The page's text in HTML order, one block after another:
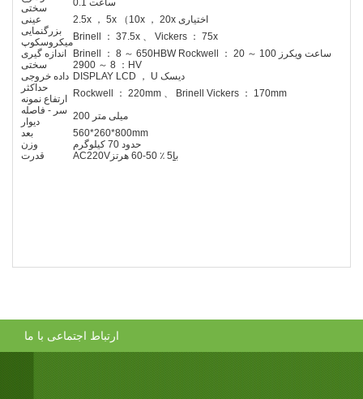
سختی
عینی
2.5x ， 5x （10x ， 20x اختیاری
بزرگنمایی
میکروسکوپBrinell ： 37.5x 、 Vickers ： 75x
اندازه گیری
سختی
Brinell ： 8 ～ 650HBW Rockwell ： 20 ～ 100 ساعت ویکرز
： 8 ～ 2900HV
داده خروجی
DISPLAY LCD ， U دیسک
حداکثر
ارتفاع نمونه Rockwell ： 220mm 、 Brinell Vickers ： 170mm
سر - فاصله
دیوار
200 میلی متر
بعد
560*260*800mm
وزن
حدود 70 کیلوگرم
قدرت
AC220V با5 ٪ 50-60 هرتز
ارتباط اجتماعی با ما